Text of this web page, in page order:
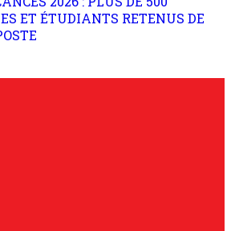
ET ÉTUDIANTS RETENUS DE